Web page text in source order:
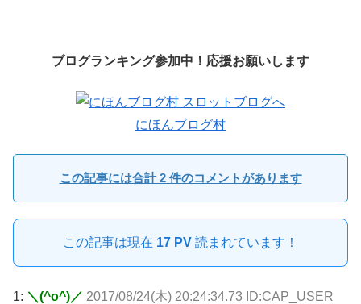
ブログランキング参加中！応援お願いします
にほんブログ村
この記事には合計 2 件のコメントがあります
この記事は現在 17 PV 読まれています！
1: ＼(^o^)／ 2017/08/24(木) 20:24:34.73 ID:CAP_USER